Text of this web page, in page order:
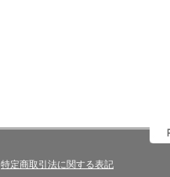
特定商取引法に関する表記